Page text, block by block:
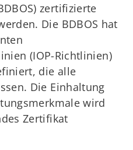
zertifizierte
Die BDBOS hat
(IOP-Richtlinien)
die alle
Die Einhaltung
wird
Zertifikat